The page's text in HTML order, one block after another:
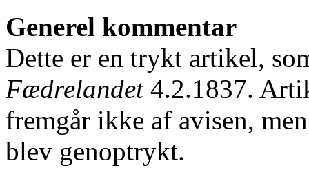
Generel kommentar
Dette er en trykt artikel,
Fædrelandet4.2.1837.
fremgår ikke af avisen,
blev genoptrykt.